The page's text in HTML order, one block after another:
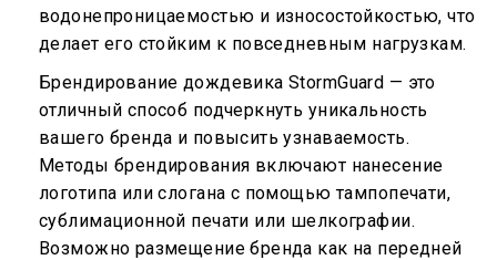
водонепроницаемостью и износостойкостью, что
делает его стойким к повседневным нагрузкам.
Брендирование дождевика StormGuard — это
отличный способ подчеркнуть уникальность
вашего бренда и повысить узнаваемость.
Методы брендирования включают нанесение
логотипа или слогана с помощью тампопечати,
сублимационной печати или шелкографии.
Возможно размещение бренда как на передней